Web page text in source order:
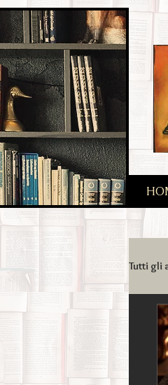
Tutti gli